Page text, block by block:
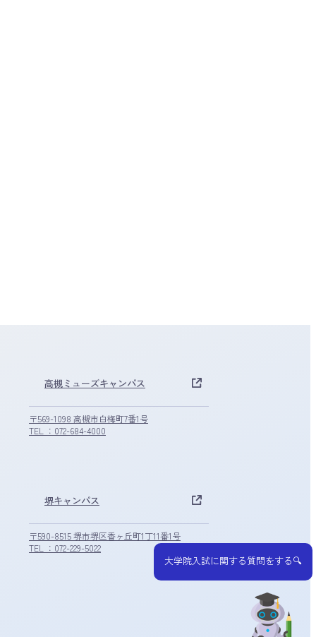
高槻ミューズキャンパス
〒569-1098 高槻市白梅町7番1号
TEL ：072-684-4000
堺キャンパス
〒590-8515 堺市堺区香ヶ丘町1丁11番1号
TEL ：072-229-5022
大学院入試に関する質問をする🔍